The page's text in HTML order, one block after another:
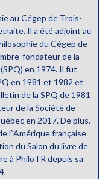
au Cégep de Trois-
Il a été adjoint au
du Cégep de
fondateur de la
en 1974. Il fut
en 1981 et 1982 et
de la SPQ de 1981
de la Société de
en 2017. De plus,
l`Amérique française
du Salon du livre de
à PhiloTR depuis sa